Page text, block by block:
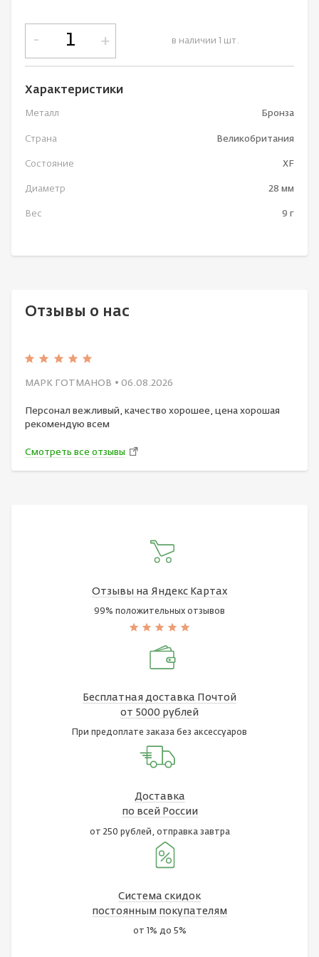
в наличии 1 шт.
- +
Характеристики
Металл Бронза
Страна Великобритания
Состояние XF
Диаметр 28 мм
Вес 9 г
Отзывы о нас
МАРК ГОТМАНОВ • 06.08.2026
Персонал вежливый, качество хорошее, цена хорошая
рекомендую всем
Смотреть все отзывы
Отзывы на Яндекс Картах
99% положительных отзывов
Бесплатная доставка Почтой
от 5000 рублей
При предоплате заказа без аксессуаров
Доставка
по всей России
от 250 рублей, отправка завтра
Система скидок
постоянным покупателям
от 1% до 5%